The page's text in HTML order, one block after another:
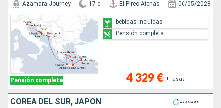
Pensión completa
Azamara Journey 17 d El Pireo Atenas 06/05/2028
4 329 € +Tasas
bebidas incluidas
Pensión completa
COREA DEL SUR, JAPÓN